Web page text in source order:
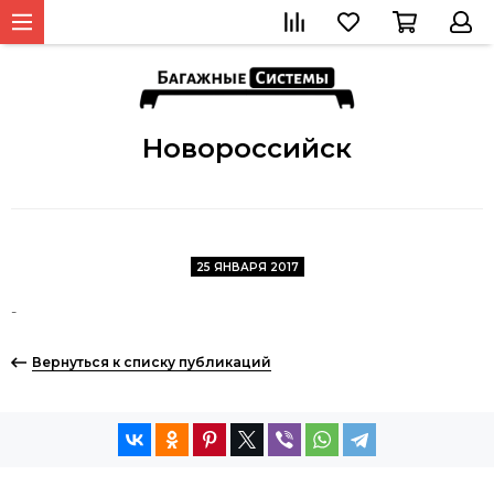
Новороссийск
25 ЯНВАРЯ 2017
-
Вернуться к списку публикаций